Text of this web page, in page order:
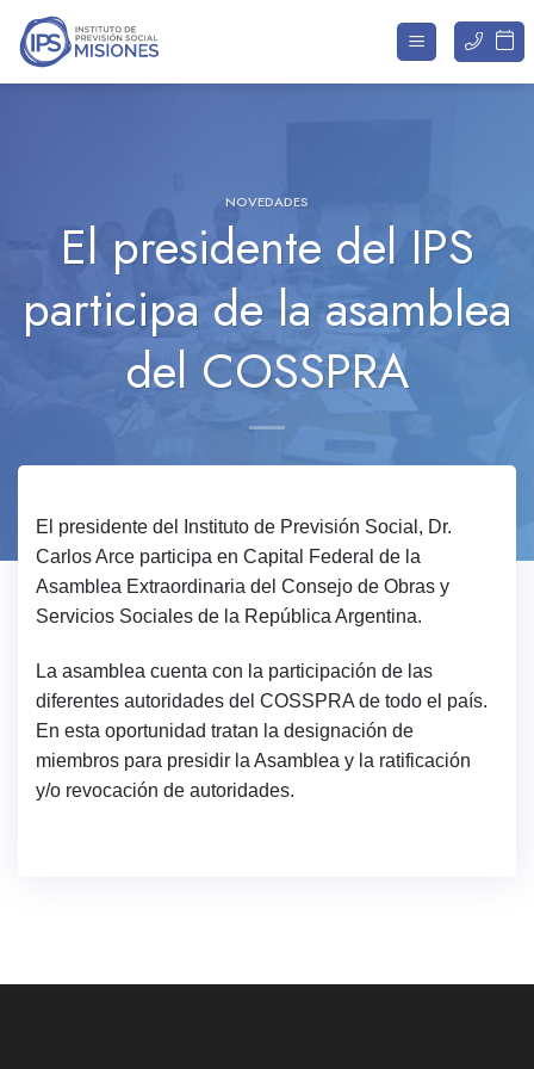
Saltar
contenido
NOVEDADES
El presidente del IPS
participa de la asamblea
del COSSPRA
El presidente del Instituto de Previsión Social, Dr.
Carlos Arce participa en Capital Federal de la
Asamblea Extraordinaria del Consejo de Obras y
Servicios Sociales de la República Argentina.
La asamblea cuenta con la participación de las
diferentes autoridades del COSSPRA de todo el país.
En esta oportunidad tratan la designación de
miembros para presidir la Asamblea y la ratificación
y/o revocación de autoridades.